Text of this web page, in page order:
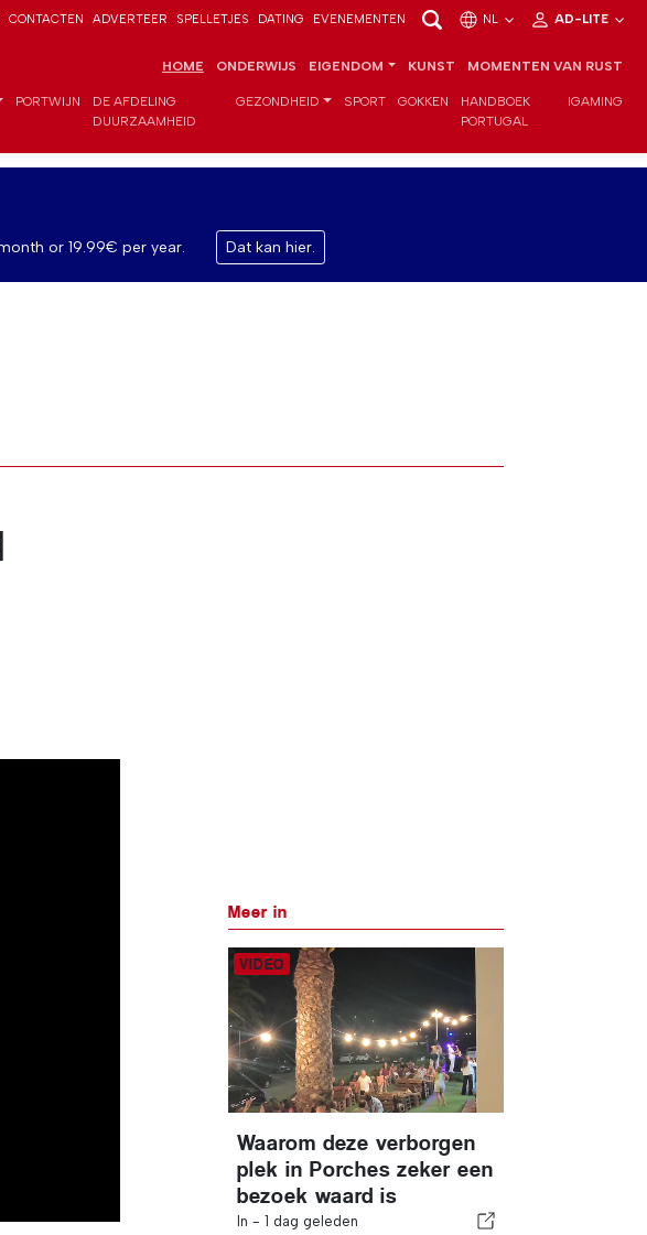
CONTACTEN ADVERTEER SPELLETJES DATING EVENEMENTEN NL AD-LITE
HOME ONDERWIJS EIGENDOM KUNST MOMENTEN VAN RUST
PORTWIJN
DE AFDELING
DUURZAAMHEID
GEZONDHEID SPORT GOKKEN
HANDBOEK
PORTUGAL
IGAMING
or 19.99€ per year. Dat kan hier.
Meer in
Waarom deze verborgen
plek in Porches zeker een
bezoek waard is
In - 1 dag geleden